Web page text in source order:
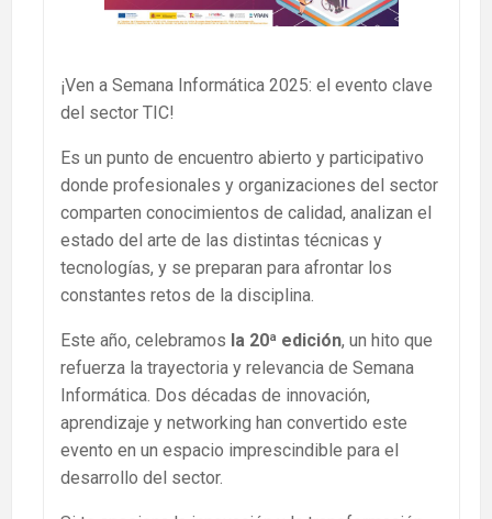
¡Ven a Semana Informática 2025: el evento clave
del sector TIC!
Es un punto de encuentro abierto y participativo
donde profesionales y organizaciones del sector
comparten conocimientos de calidad, analizan el
estado del arte de las distintas técnicas y
tecnologías, y se preparan para afrontar los
constantes retos de la disciplina.
Este año, celebramos la 20ª edición, un hito que
refuerza la trayectoria y relevancia de Semana
Informática. Dos décadas de innovación,
aprendizaje y networking han convertido este
evento en un espacio imprescindible para el
desarrollo del sector.